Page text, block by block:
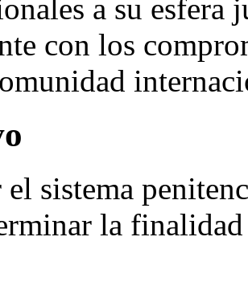
a su esfera
con los
sistema
la